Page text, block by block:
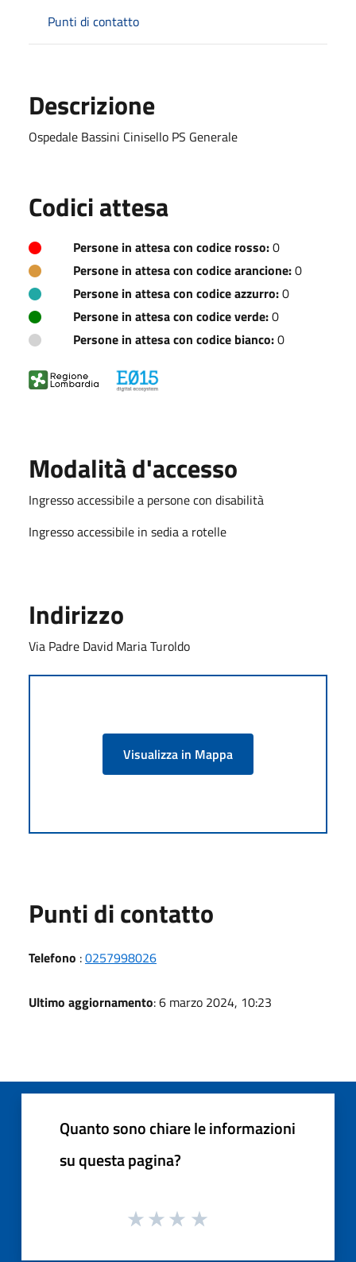
Punti di contatto
Descrizione
Ospedale Bassini Cinisello PS Generale
Codici attesa
Persone in attesa con codice rosso:0
Persone in attesa con codice arancione:0
Persone in attesa con codice azzurro:0
Persone in attesa con codice verde:0
Persone in attesa con codice bianco:0
Modalità d'accesso
Ingresso accessibile a persone con disabilità
Ingresso accessibile in sedia a rotelle
Indirizzo
Via Padre David Maria Turoldo
Visualizza in Mappa
Punti di contatto
Telefono :0257998026
Ultimo aggiornamento: 6 marzo 2024, 10:23
Quanto sono chiare le informazioni
su questa pagina?